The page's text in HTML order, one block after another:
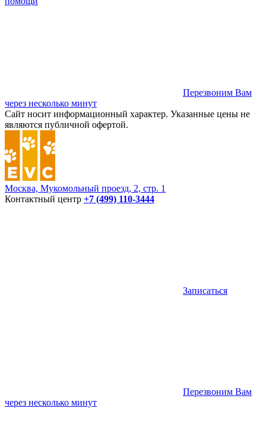
Перезвоним Вам
через несколько минут
Сайт носит информационный характер. Указанные цены не
являются публичной офертой.
Москва, Мукомольный проезд, 2, стр. 1
Контактный центр +7 (499) 110-3444
Записаться
Перезвоним Вам
через несколько минут